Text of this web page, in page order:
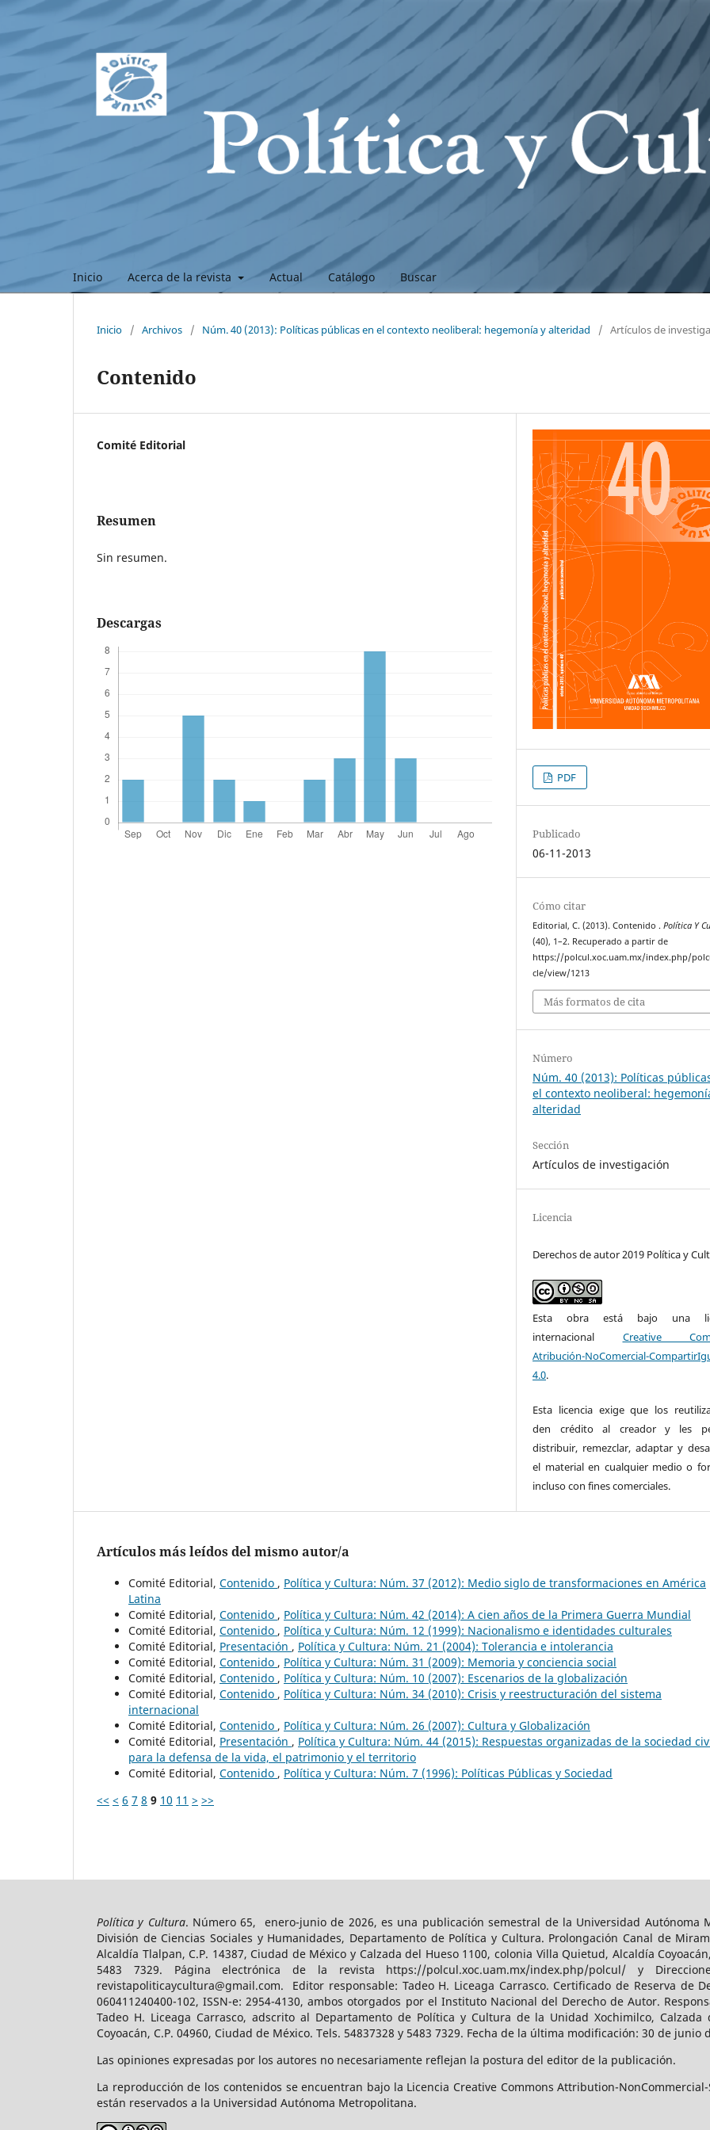
Inicio Acerca de la revista Actual Catálogo Buscar
Inicio / Archivos / Núm. 40 (2013): Políticas públicas en el contexto neoliberal: hegemonía y alteridad / Artículos de
Contenido
Comité Editorial
Resumen
Sin resumen.
Descargas
PDF
Publicado
06-11-2013
Cómo citar
Editorial, C. (2013). Contenido .Política Y
(40), 1–2. Recuperado a partir de
https://polcul.xoc.uam.mx/index.php/
cle/view/1213
Más formatos de cita
Número
Núm. 40 (2013): Políticas
el contexto neoliberal:
alteridad
Sección
Artículos de investigación
Licencia
Derechos de autor 2019 Política y
Esta obra está bajo una
internacional Creative
Atribución-NoComercial-
4.0.
Esta licencia exige que los
den crédito al creador y les
distribuir, remezclar, adaptar y
el material en cualquier medio o
incluso con fines comerciales.
Artículos más leídos del mismo autor/a
Comité Editorial, Contenido , Política y Cultura: Núm. 37 (2012): Medio siglo de transformaciones en América
Latina
Comité Editorial, Contenido , Política y Cultura: Núm. 42 (2014): A cien años de la Primera Guerra Mundial
Comité Editorial, Contenido , Política y Cultura: Núm. 12 (1999): Nacionalismo e identidades culturales
Comité Editorial, Presentación , Política y Cultura: Núm. 21 (2004): Tolerancia e intolerancia
Comité Editorial, Contenido , Política y Cultura: Núm. 31 (2009): Memoria y conciencia social
Comité Editorial, Contenido , Política y Cultura: Núm. 10 (2007): Escenarios de la globalización
Comité Editorial, Contenido , Política y Cultura: Núm. 34 (2010): Crisis y reestructuración del sistema
internacional
Comité Editorial, Contenido , Política y Cultura: Núm. 26 (2007): Cultura y Globalización
Comité Editorial, Presentación , Política y Cultura: Núm. 44 (2015): Respuestas organizadas de la sociedad
para la defensa de la vida, el patrimonio y el territorio
Comité Editorial, Contenido , Política y Cultura: Núm. 7 (1996): Políticas Públicas y Sociedad
<< < 6 7 8 9 10 11 > >>
Política y Cultura. Número 65, enero-junio de 2026, es una publicación semestral de la Universidad Autónoma
División de Ciencias Sociales y Humanidades, Departamento de Política y Cultura. Prolongación Canal de
Alcaldía Tlalpan, C.P. 14387, Ciudad de México y Calzada del Hueso 1100, colonia Villa Quietud, Alcaldía
5483 7329. Página electrónica de la revista https://polcul.xoc.uam.mx/index.php/polcul/ y
revistapoliticaycultura@gmail.com. Editor responsable: Tadeo H. Liceaga Carrasco. Certificado de Reserva de
060411240400-102, ISSN-e: 2954-4130, ambos otorgados por el Instituto Nacional del Derecho de Autor.
Tadeo H. Liceaga Carrasco, adscrito al Departamento de Política y Cultura de la Unidad Xochimilco,
Coyoacán, C.P. 04960, Ciudad de México. Tels. 54837328 y 5483 7329. Fecha de la última modificación: 30 de junio
Las opiniones expresadas por los autores no necesariamente reflejan la postura del editor de la publicación.
La reproducción de los contenidos se encuentran bajo la Licencia Creative Commons Attribution-
están reservados a la Universidad Autónoma Metropolitana.